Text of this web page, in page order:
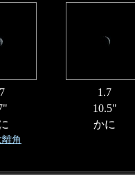
1.7
10.5"
かに
角